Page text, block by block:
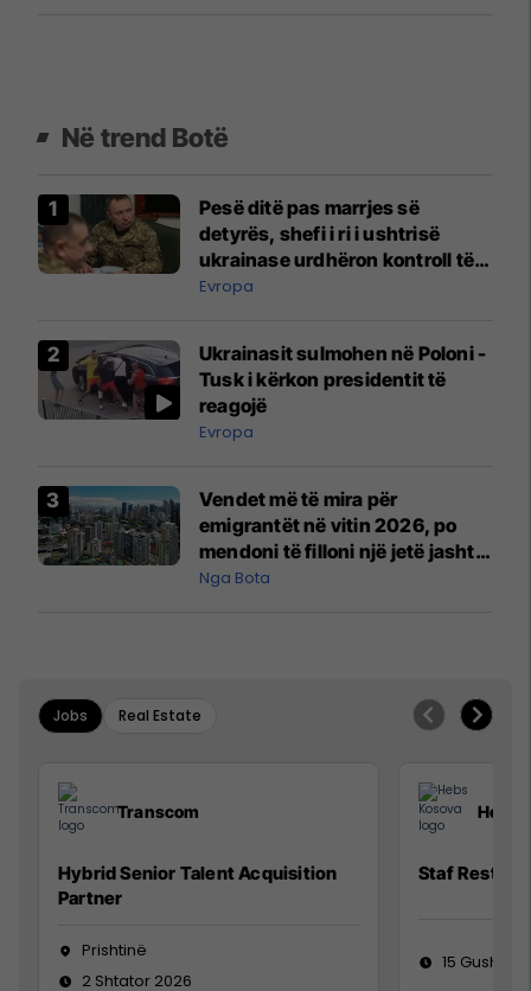
Në trend Botë
Pesë ditë pas marrjes së
detyrës, shefi i ri i ushtrisë
ukrainase urdhëron kontroll të
madh
Evropa
Ukrainasit sulmohen në Poloni -
Tusk i kërkon presidentit të
reagojë
Evropa
Vendet më të mira për
emigrantët në vitin 2026, po
mendoni të filloni një jetë jashtë
vendit?
Nga Bota
Jobs Real Estate
Transcom
Hybrid Senior Talent Acquisition
Partner
Prishtinë
2 Shtator 2026
Hebs
Staf
15 Gusht